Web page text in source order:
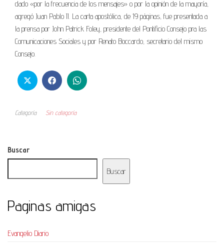
dado «por la frecuencia de los mensajes» o por la opinión de la mayoría,
agregó Juan Pablo II. La carta apostólica, de 19 páginas, fue presentada a
la prensa por John Patrick Foley, presidente del Pontificio Consejo pra las
Comunicaciones Sociales y por Renato Boccardo, secretario del mismo
Consejo.
Categoría Sin categoría
Buscar
Buscar
Paginas amigas
Evangelio Diario